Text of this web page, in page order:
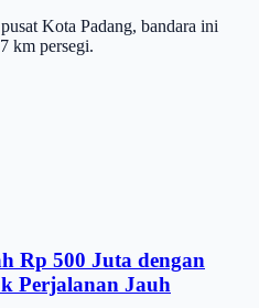
Kota Padang, bandara ini
km persegi.
Rp 500 Juta dengan
Perjalanan Jauh